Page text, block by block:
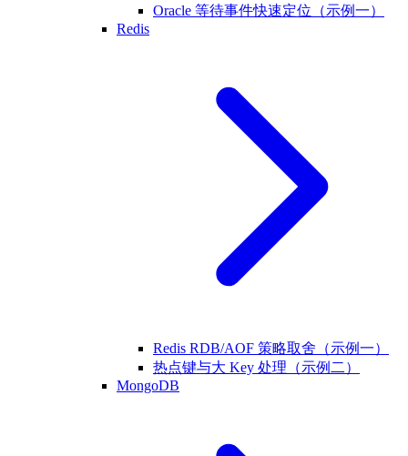
Oracle 等待事件快速定位（示例一）
Redis
Redis RDB/AOF 策略取舍（示例一）
热点键与大 Key 处理（示例二）
MongoDB